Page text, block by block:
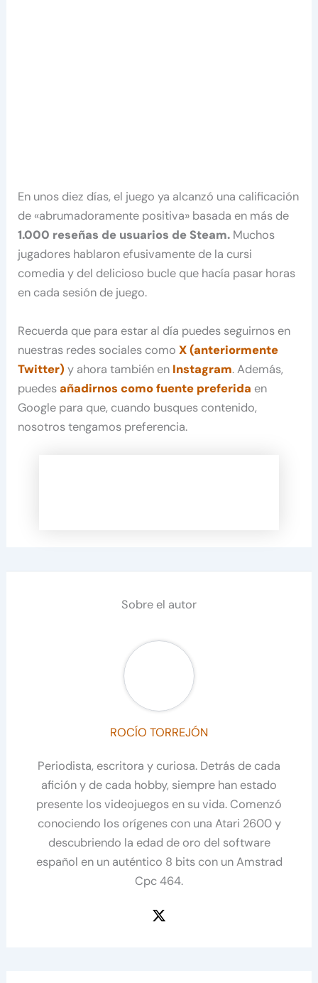
En unos diez días, el juego ya alcanzó una calificación
de «abrumadoramente positiva» basada en más de
1.000 reseñas de usuarios de Steam. Muchos
jugadores hablaron efusivamente de la cursi
comedia y del delicioso bucle que hacía pasar horas
en cada sesión de juego.
Recuerda que para estar al día puedes seguirnos en
nuestras redes sociales comoX (anteriormente
Twitter) y ahora también en Instagram. Además,
puedesañadirnos como fuente preferida en
Google para que, cuando busques contenido,
nosotros tengamos preferencia.
Sobre el autor
ROCÍO TORREJÓN
Periodista, escritora y curiosa. Detrás de cada
afición y de cada hobby, siempre han estado
presente los videojuegos en su vida. Comenzó
conociendo los orígenes con una Atari 2600 y
descubriendo la edad de oro del software
español en un auténtico 8 bits con un Amstrad
Cpc 464.